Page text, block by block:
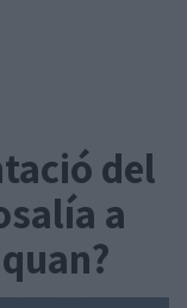
del
a